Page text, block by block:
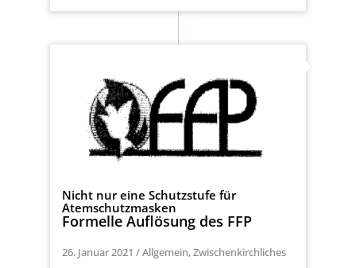
Nicht nur eine Schutzstufe für
Atemschutzmasken
Formelle Auflösung des FFP
26. Januar 2021 /Allgemein,Zwischenkirchliches